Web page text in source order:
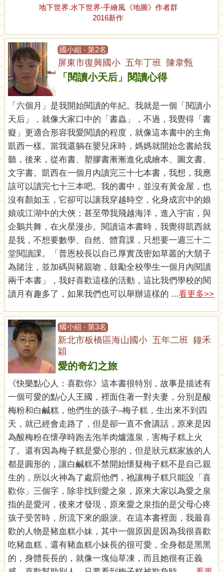
地下世界.水下世界-手繪風《地圖》作者群
2016新作
國小組 ‧ 第2名
屏東市復興國小 五年丁班 陳韋甄
「閱讀小天后」閱讀心得
「六個月」是我開始閱讀的年紀。我就是一個「閱讀小
天后」，就像大家口中的「書蟲」，不過，我覺得「書
癡」更適合形容我愛閱讀的程度，就像這本書中的主角
凱西一樣。當我還躺在嬰兒床時，媽媽就開始念書給我
聽，後來，從布書、塑膠書漸漸進化成繪本、圖文書、
文字書。凱西在一個月內讀完三十七本書，我想，我應
該可以讀完七十三本吧。我的書中，並沒有黃金屋，也
沒有顏如玉，它卻可以讓我穿越時空，化身成宮中的娘
娘或江湖中的大俠；甚至帶我飛越海洋，進入宇宙，與
企鵝共舞，在火星漫步。閱讀這本書時，我覺得凱西就
是我，不想要數學、自然、體育課，只想要一週三十二
堂閱讀課。「普恩校長以自己厚實茂密如草叢的大鬍子
為賭注，並加碼與豬親吻，鼓勵全校學生一個月內閱讀
兩千本書」，我好喜歡這樣的活動，這比我們學校的閱
讀月有趣多了，如果我們也可以舉辦這樣的 ...看更多>>
國小組 ‧ 第3名
新北市板橋區海山國小 五年二班 鐘禾
穎
愛的奇幻之旅
《快樂點心人：喜歡你》這本書很特別，故事是描述有
一個可愛的點心人王國，裡面住著一對夫妻，分別是酸
梅粉和白鹹糕，他們生的孩子–梅子糕，生出來不到四
天，就已經會走路了，但是卻一直不會講話，原來是因
為酸梅粉在懷孕時跑去泡羊肉爐溫泉，害梅子糕上火
了。還有因為梅子糕是愛心形的，但是狀元糕家族的人
都是圓形的，讓白鹹糕不禁開始懷疑梅子糕不是自己親
生的，所以火神為了處罰他們，祂讓梅子糕只能說「喜
歡你」三個字，除非找到愛之泉，原來大家以為愛之泉
指的是愛河，後來才發現，原來愛之泉指的是父母心疼
孩子受苦時，所流下來的眼淚。在這本書裡面，我最喜
歡的人物是豬血糕小妹，其中一個原因是因為我很喜歡
吃豬血糕，還有豬血糕小妹長的很可愛，全身都是黑黑
的，身體長長的，就像一塊仙草凍，而且她很有正義